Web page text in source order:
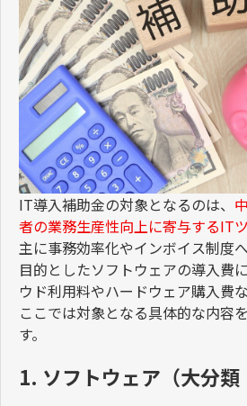
IT導入補助金の対象となるのは、
者の業務生産性向上に寄与するIT
主に事務効率化やインボイス制度
目的としたソフトウェアの導入費
ウド利用料やハードウェア購入費
ここでは対象となる具体的な内容
す。
1. ソフトウェア（大分類